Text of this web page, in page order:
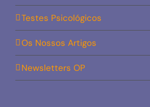
Testes Psicológicos
Os Nossos Artigos
Newsletters OP